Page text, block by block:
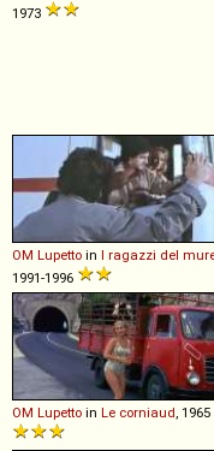
1973
OM Lupetto in I ragazzi del
1991-1996
OM Lupetto in Le corniaud , 1965